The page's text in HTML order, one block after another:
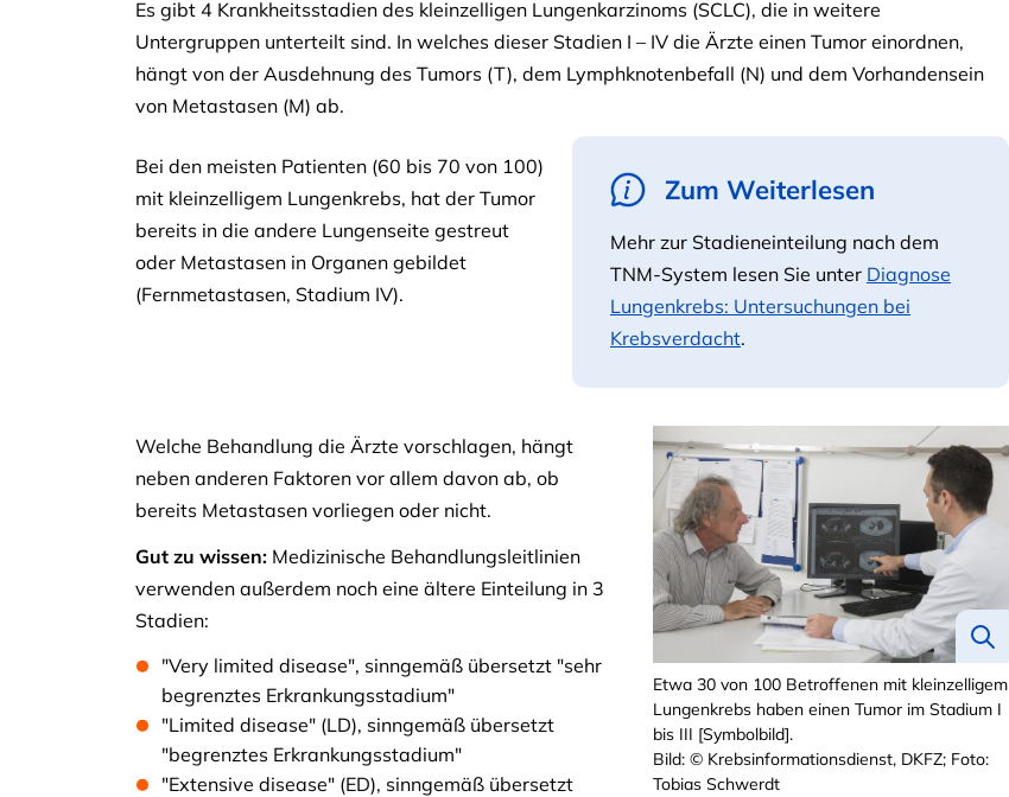
Es gibt 4 Krankheitsstadien des kleinzelligen Lungenkarzinoms (SCLC), die in weitere
Untergruppen unterteilt sind. In welches dieser Stadien I – IV die Ärzte einen Tumor einordnen,
hängt von der Ausdehnung des Tumors (T), dem Lymphknotenbefall (N) und dem Vorhandensein
von Metastasen (M) ab.
Zum Weiterlesen
Mehr zur Stadieneinteilung nach dem
TNM-System lesen Sie unter Diagnose
Lungenkrebs: Untersuchungen bei
Krebsverdacht.
Bei den meisten Patienten (60 bis 70 von 100)
mit kleinzelligem Lungenkrebs, hat der Tumor
bereits in die andere Lungenseite gestreut
oder Metastasen in Organen gebildet
(Fernmetastasen, Stadium IV).
Etwa 30 von 100 Betroffenen mit kleinzelligem
Lungenkrebs haben einen Tumor im Stadium I
bis III [Symbolbild].
Bild: © Krebsinformationsdienst, DKFZ; Foto:
Tobias Schwerdt
Welche Behandlung die Ärzte vorschlagen, hängt
neben anderen Faktoren vor allem davon ab, ob
bereits Metastasen vorliegen oder nicht.
Gut zu wissen: Medizinische Behandlungsleitlinien
verwenden außerdem noch eine ältere Einteilung in 3
Stadien:
"Very limited disease", sinngemäß übersetzt "sehr
begrenztes Erkrankungsstadium"
"Limited disease" (LD), sinngemäß übersetzt
"begrenztes Erkrankungsstadium"
"Extensive disease" (ED), sinngemäß übersetzt